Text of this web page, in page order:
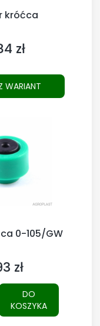
króćca
zł
WARIANT
0-105/GW
zł
DO
KOSZYKA